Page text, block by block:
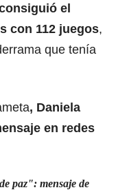
el
con 112 juegos,
que tenía
, Daniela
en redes
paz": mensaje de